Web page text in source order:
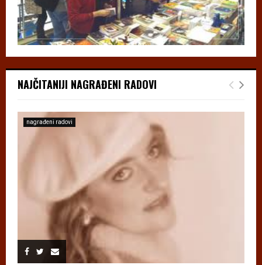
NAJČITANIJI NAGRAĐENI RADOVI
nagrađeni radovi